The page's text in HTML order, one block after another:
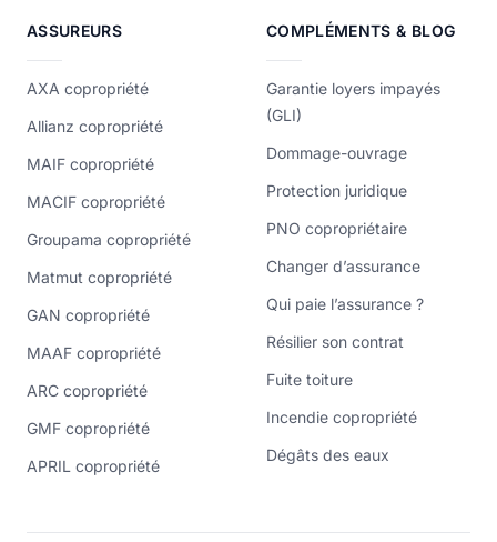
ASSUREURS
AXA copropriété
Allianz copropriété
MAIF copropriété
MACIF copropriété
Groupama copropriété
Matmut copropriété
GAN copropriété
MAAF copropriété
ARC copropriété
GMF copropriété
APRIL copropriété
COMPLÉMENTS & BLOG
Garantie loyers impayés
(GLI)
Dommage-ouvrage
Protection juridique
PNO copropriétaire
Changer d’assurance
Qui paie l’assurance ?
Résilier son contrat
Fuite toiture
Incendie copropriété
Dégâts des eaux